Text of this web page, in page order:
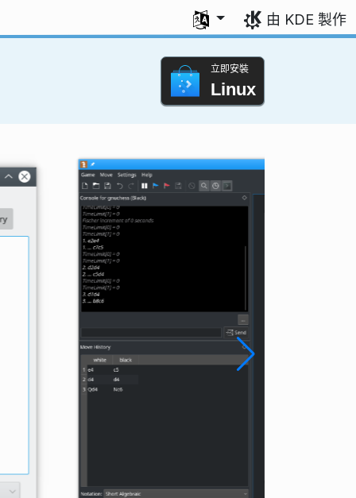
選擇您的語言
由 KDE 製作
立即安裝
Linux